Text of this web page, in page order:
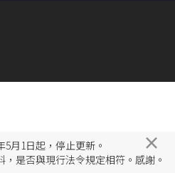
5月1日起，停止更新。
是否與現行法令規定相符。感謝。
×